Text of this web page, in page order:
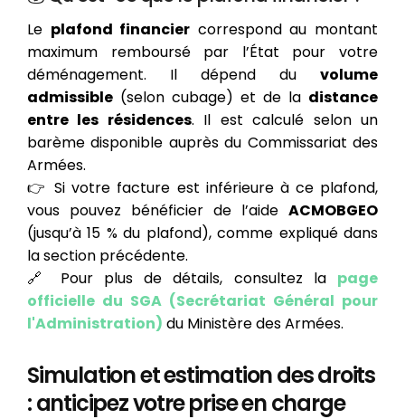
Le plafond financier correspond au montant
maximum remboursé par l’État pour votre
déménagement. Il dépend du volume
admissible (selon cubage) et de la distance
entre les résidences. Il est calculé selon un
barème disponible auprès du Commissariat des
Armées.
👉 Si votre facture est inférieure à ce plafond,
vous pouvez bénéficier de l’aide ACMOBGEO
(jusqu’à 15 % du plafond), comme expliqué dans
la section précédente.
🔗 Pour plus de détails, consultez la page
officielle du SGA (Secrétariat Général pour
l'Administration) du Ministère des Armées.
Simulation et estimation des droits
: anticipez votre prise en charge